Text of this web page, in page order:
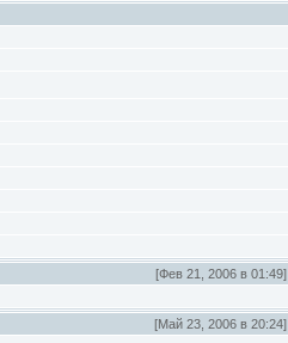
[Фев 21, 2006 в 01:49]
[Май 23, 2006 в 20:24]